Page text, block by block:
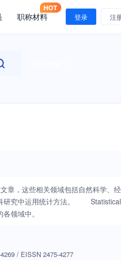
职称材料 登录 注
章，这些相关领域包括自然科学、经
科研究中运用统计方法。 Statistical
领域中。
/ EISSN 2475-4277